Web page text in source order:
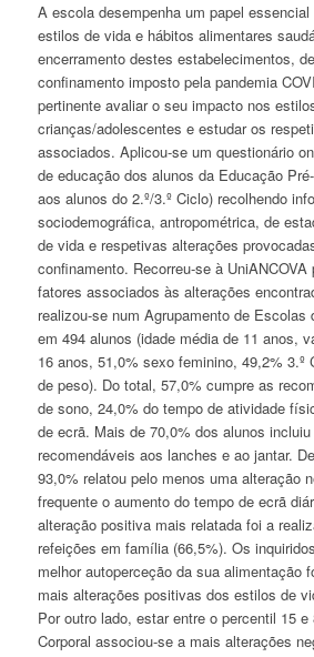
A escola desempenha um papel
estilos de vida e hábitos alimentares
encerramento destes estabelecimentos,
confinamento imposto pela pandemia
pertinente avaliar o seu impacto nos
crianças/adolescentes e estudar os
associados. Aplicou-se um questionário
de educação dos alunos da Educação
aos alunos do 2.º/3.º Ciclo) recolhendo
sociodemográfica, antropométrica, de
de vida e respetivas alterações
confinamento. Recorreu-se à
fatores associados às alterações
realizou-se num Agrupamento de Escolas
em 494 alunos (idade média de 11 anos,
16 anos, 51,0% sexo feminino, 49,2% 3.º
de peso). Do total, 57,0% cumpre as
de sono, 24,0% do tempo de atividade
de ecrã. Mais de 70,0% dos alunos
recomendáveis aos lanches e ao jantar.
93,0% relatou pelo menos uma alteração
frequente o aumento do tempo de ecrã
alteração positiva mais relatada foi a
refeições em família (66,5%). Os
melhor autoperceção da sua alimentação
mais alterações positivas dos estilos de
Por outro lado, estar entre o percentil 15
Corporal associou-se a mais alterações